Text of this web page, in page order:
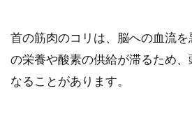
首の筋肉のコリは、脳への血流
の栄養や酸素の供給が滞るため、
なることがあります。